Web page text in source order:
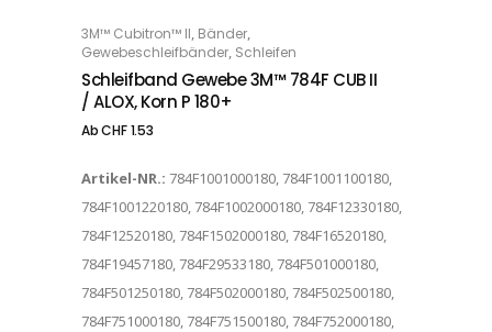
OPTIONS
3M™ Cubitron™ II, Bänder,
Gewebeschleifbänder, Schleifen
Schleifband Gewebe 3M™ 784F CUB II
/ ALOX, Korn P 180+
AbCHF1.53
Artikel-NR.: 784F1001000180, 784F1001100180,
784F1001220180, 784F1002000180, 784F12330180,
784F12520180, 784F1502000180, 784F16520180,
784F19457180, 784F29533180, 784F501000180,
784F501250180, 784F502000180, 784F502500180,
784F751000180, 784F751500180, 784F752000180,